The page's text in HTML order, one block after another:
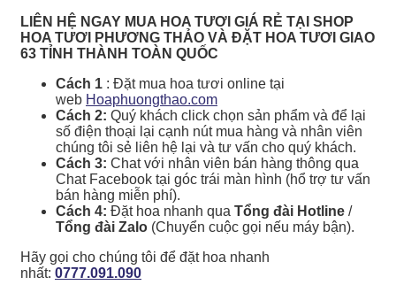
LIÊN HỆ NGAY MUA HOA TƯƠI GIÁ RẺ TẠI SHOP
HOA TƯƠI PHƯƠNG THẢO VÀ ĐẶT HOA TƯƠI GIAO
63 TỈNH THÀNH TOÀN QUỐC
Cách 1 : Đặt mua hoa tươi online tại
web Hoaphuongthao.com
Cách 2: Quý khách click chọn sản phẩm và để lại
số điện thoại lại cạnh nút mua hàng và nhân viên
chúng tôi sẻ liên hệ lại và tư vấn cho quý khách.
Cách 3: Chat với nhân viên bán hàng thông qua
Chat Facebook tại góc trái màn hình (hổ trợ tư vấn
bán hàng miễn phí).
Cách 4: Đặt hoa nhanh qua Tổng đài Hotline /
Tổng đài Zalo (Chuyển cuộc gọi nếu máy bận).
Hãy gọi cho chúng tôi để đặt hoa nhanh
nhất: 0777.091.090